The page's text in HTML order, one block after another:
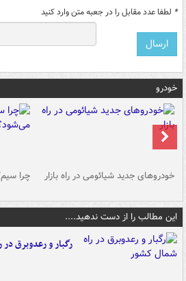
* لطفا عدد مقابل را در جعبه متن وارد کنید
خودرو
خودروهای جدید شیائومی در راه بازار چرا
این مطالب را از دست ندهید....
رگبار و رعدوبرق